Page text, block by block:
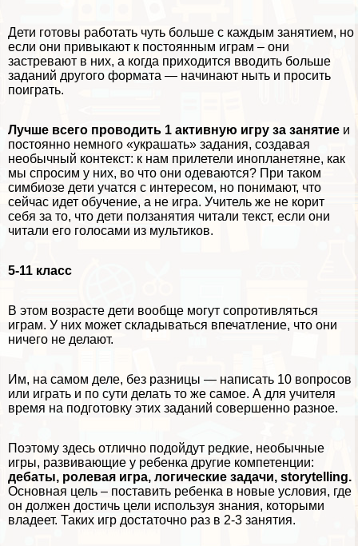
Дети готовы работать чуть больше с каждым занятием, но
если они привыкают к постоянным играм – они
застревают в них, а когда приходится вводить больше
заданий другого формата — начинают ныть и просить
поиграть.
Лучше всего проводить 1 активную игру за занятие и
постоянно немного «украшать» задания, создавая
необычный контекст: к нам прилетели инопланетяне, как
мы спросим у них, во что они одеваются? При таком
симбиозе дети учатся с интересом, но понимают, что
сейчас идет обучение, а не игра. Учитель же не корит
себя за то, что дети ползанятия читали текст, если они
читали его голосами из мультиков.
5-11 класс
В этом возрасте дети вообще могут сопротивляться
играм. У них может складываться впечатление, что они
ничего не делают.
Им, на самом деле, без разницы — написать 10 вопросов
или играть и по сути делать то же самое. А для учителя
время на подготовку этих заданий совершенно разное.
Поэтому здесь отлично подойдут редкие, необычные
игры, развивающие у ребенка другие компетенции:
дебаты, ролевая игра, логические задачи, storytelling.
Основная цель – поставить ребенка в новые условия, где
он должен достичь цели используя знания, которыми
владеет. Таких игр достаточно раз в 2-3 занятия.